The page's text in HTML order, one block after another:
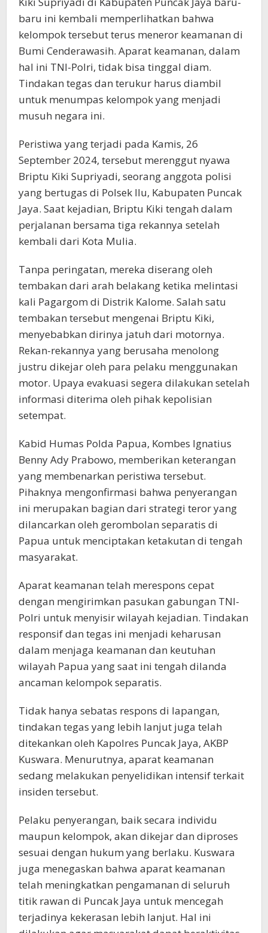
baru ini kembali memperlihatkan bahwa
kelompok tersebut terus meneror keamanan di
Bumi Cenderawasih. Aparat keamanan, dalam
hal ini TNI-Polri, tidak bisa tinggal diam.
Tindakan tegas dan terukur harus diambil
untuk menumpas kelompok yang menjadi
musuh negara ini.
Peristiwa yang terjadi pada Kamis, 26
September 2024, tersebut merenggut nyawa
Briptu Kiki Supriyadi, seorang anggota polisi
yang bertugas di Polsek Ilu, Kabupaten Puncak
Jaya. Saat kejadian, Briptu Kiki tengah dalam
perjalanan bersama tiga rekannya setelah
kembali dari Kota Mulia.
Tanpa peringatan, mereka diserang oleh
tembakan dari arah belakang ketika melintasi
kali Pagargom di Distrik Kalome. Salah satu
tembakan tersebut mengenai Briptu Kiki,
menyebabkan dirinya jatuh dari motornya.
Rekan-rekannya yang berusaha menolong
justru dikejar oleh para pelaku menggunakan
motor. Upaya evakuasi segera dilakukan setelah
informasi diterima oleh pihak kepolisian
setempat.
Kabid Humas Polda Papua, Kombes Ignatius
Benny Ady Prabowo, memberikan keterangan
yang membenarkan peristiwa tersebut.
Pihaknya mengonfirmasi bahwa penyerangan
ini merupakan bagian dari strategi teror yang
dilancarkan oleh gerombolan separatis di
Papua untuk menciptakan ketakutan di tengah
masyarakat.
Aparat keamanan telah merespons cepat
dengan mengirimkan pasukan gabungan TNI-
Polri untuk menyisir wilayah kejadian. Tindakan
responsif dan tegas ini menjadi keharusan
dalam menjaga keamanan dan keutuhan
wilayah Papua yang saat ini tengah dilanda
ancaman kelompok separatis.
Tidak hanya sebatas respons di lapangan,
tindakan tegas yang lebih lanjut juga telah
ditekankan oleh Kapolres Puncak Jaya, AKBP
Kuswara. Menurutnya, aparat keamanan
sedang melakukan penyelidikan intensif terkait
insiden tersebut.
Pelaku penyerangan, baik secara individu
maupun kelompok, akan dikejar dan diproses
sesuai dengan hukum yang berlaku. Kuswara
juga menegaskan bahwa aparat keamanan
telah meningkatkan pengamanan di seluruh
titik rawan di Puncak Jaya untuk mencegah
terjadinya kekerasan lebih lanjut. Hal ini